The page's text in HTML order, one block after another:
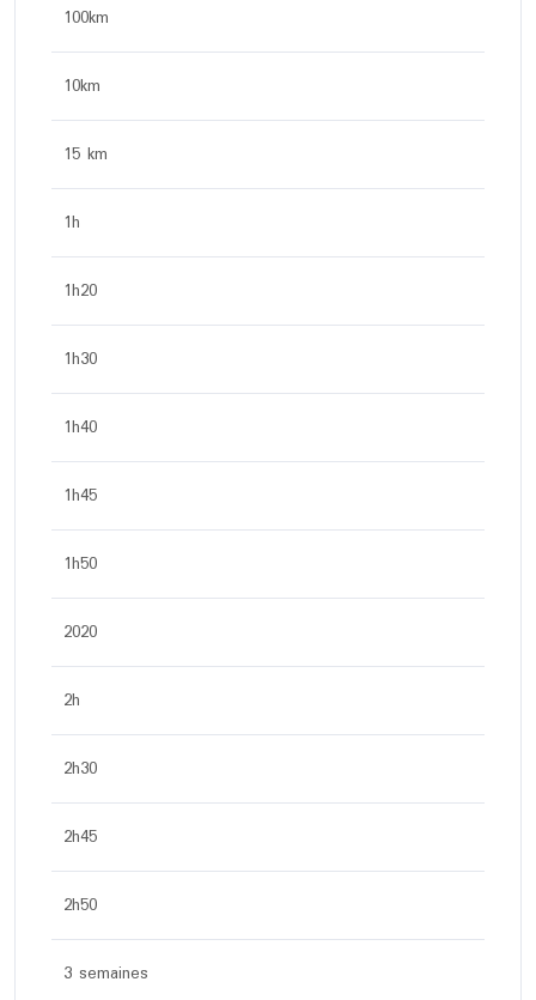
100km
10km
15 km
1h
1h20
1h30
1h40
1h45
1h50
2020
2h
2h30
2h45
2h50
3 semaines